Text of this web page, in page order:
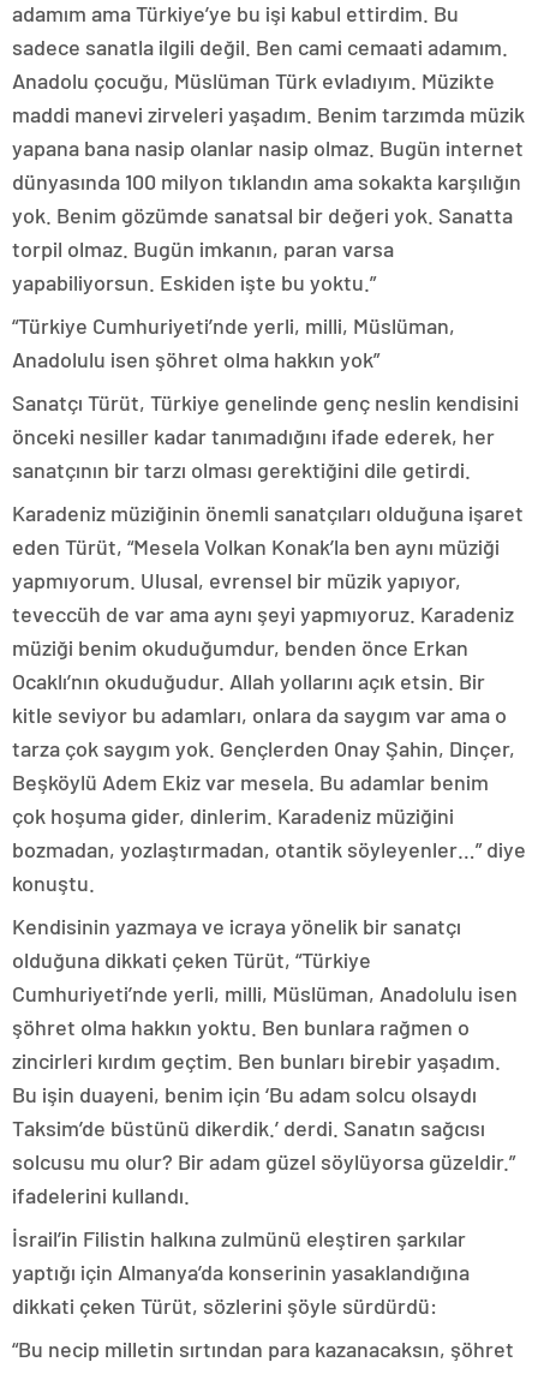
adamım ama Türkiye’ye bu işi kabul ettirdim. Bu
sadece sanatla ilgili değil. Ben cami cemaati adamım.
Anadolu çocuğu, Müslüman Türk evladıyım. Müzikte
maddi manevi zirveleri yaşadım. Benim tarzımda müzik
yapana bana nasip olanlar nasip olmaz. Bugün internet
dünyasında 100 milyon tıklandın ama sokakta karşılığın
yok. Benim gözümde sanatsal bir değeri yok. Sanatta
torpil olmaz. Bugün imkanın, paran varsa
yapabiliyorsun. Eskiden işte bu yoktu.”
“Türkiye Cumhuriyeti’nde yerli, milli, Müslüman,
Anadolulu isen şöhret olma hakkın yok”
Sanatçı Türüt, Türkiye genelinde genç neslin kendisini
önceki nesiller kadar tanımadığını ifade ederek, her
sanatçının bir tarzı olması gerektiğini dile getirdi.
Karadeniz müziğinin önemli sanatçıları olduğuna işaret
eden Türüt, “Mesela Volkan Konak’la ben aynı müziği
yapmıyorum. Ulusal, evrensel bir müzik yapıyor,
teveccüh de var ama aynı şeyi yapmıyoruz. Karadeniz
müziği benim okuduğumdur, benden önce Erkan
Ocaklı’nın okuduğudur. Allah yollarını açık etsin. Bir
kitle seviyor bu adamları, onlara da saygım var ama o
tarza çok saygım yok. Gençlerden Onay Şahin, Dinçer,
Beşköylü Adem Ekiz var mesela. Bu adamlar benim
çok hoşuma gider, dinlerim. Karadeniz müziğini
bozmadan, yozlaştırmadan, otantik söyleyenler…” diye
konuştu.
Kendisinin yazmaya ve icraya yönelik bir sanatçı
olduğuna dikkati çeken Türüt, “Türkiye
Cumhuriyeti’nde yerli, milli, Müslüman, Anadolulu isen
şöhret olma hakkın yoktu. Ben bunlara rağmen o
zincirleri kırdım geçtim. Ben bunları birebir yaşadım.
Bu işin duayeni, benim için ‘Bu adam solcu olsaydı
Taksim’de büstünü dikerdik.’ derdi. Sanatın sağcısı
solcusu mu olur? Bir adam güzel söylüyorsa güzeldir.”
ifadelerini kullandı.
İsrail’in Filistin halkına zulmünü eleştiren şarkılar
yaptığı için Almanya’da konserinin yasaklandığına
dikkati çeken Türüt, sözlerini şöyle sürdürdü:
“Bu necip milletin sırtından para kazanacaksın, şöhret